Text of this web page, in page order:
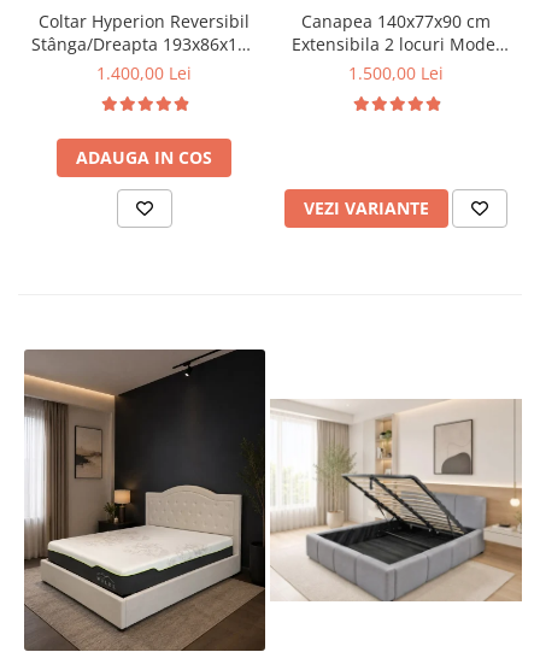
Coltar Hyperion Reversibil
Stânga/Dreapta 193x86x136
cm Stofa Gri (cod AF 2433-
1.400,00 Lei
ADAUGA IN COS
Canapea 140x77x90 cm
Extensibila 2 locuri Model
One Tapiterie Catifea Maro
1.500,00 Lei
VEZI VARIANTE